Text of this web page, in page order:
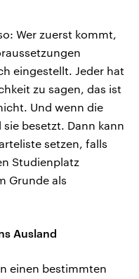
Wer zuerst kommt,
eingestellt. Jeder hat
zu sagen, das ist
Und wenn die
besetzt. Dann kann
setzen, falls
Studienplatz
Grunde als
Ausland
einen bestimmten